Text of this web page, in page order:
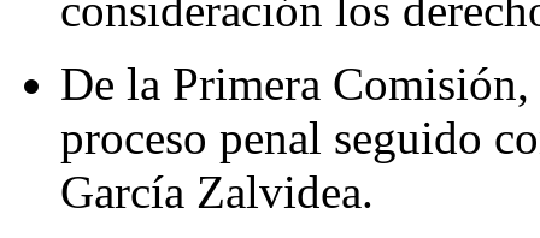
De la Primera
proceso penal seguido
García Zalvidea.